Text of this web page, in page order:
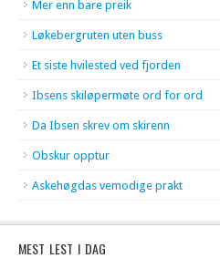
Mer enn bare preik
Løkebergruten uten buss
Et siste hvilested ved fjorden
Ibsens skiløpermøte ord for ord
Da Ibsen skrev om skirenn
Obskur opptur
Askehøgdas vemodige prakt
MEST LEST I DAG